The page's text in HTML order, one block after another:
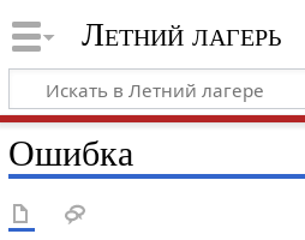
Летний лагерь
Ошибка